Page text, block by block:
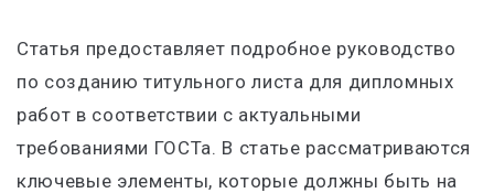
Статья предоставляет подробное руководство
по созданию титульного листа для дипломных
работ в соответствии с актуальными
требованиями ГОСТа. В статье рассматриваются
ключевые элементы, которые должны быть на